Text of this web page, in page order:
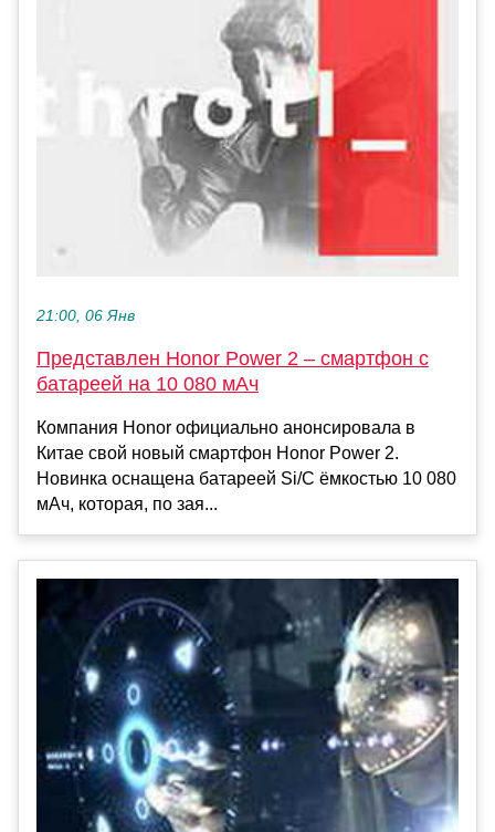
21:00, 06 Янв
Представлен Honor Power 2 – смартфон с
батареей на 10 080 мАч
Компания Honor официально анонсировала в
Китае свой новый смартфон Honor Power 2.
Новинка оснащена батареей Si/C ёмкостью 10 080
мАч, которая, по зая...